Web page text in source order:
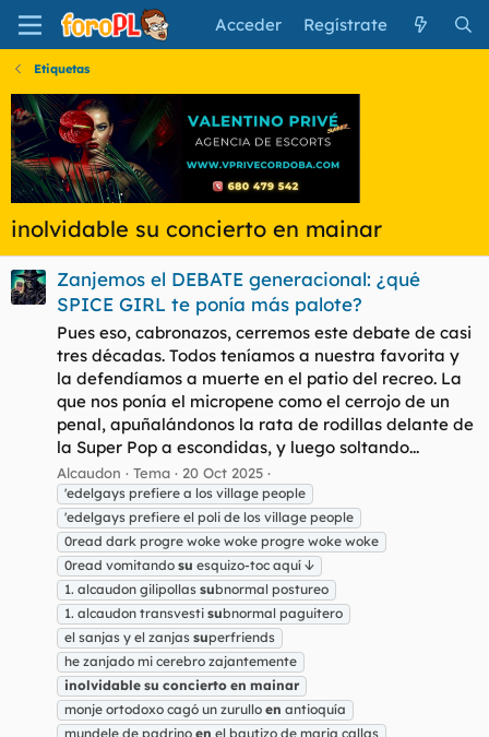
Acceder Regístrate
Etiquetas
inolvidable su concierto en mainar
Zanjemos el DEBATE generacional: ¿qué
SPICE GIRL te ponía más palote?
Pues eso, cabronazos, cerremos este debate de casi
tres décadas. Todos teníamos a nuestra favorita y
la defendíamos a muerte en el patio del recreo. La
que nos ponía el micropene como el cerrojo de un
penal, apuñalándonos la rata de rodillas delante de
la Super Pop a escondidas, y luego soltando...
Alcaudon Tema 20 Oct 2025
'edelgays prefiere a los village people
'edelgays prefiere el poli de los village people
0read dark progre woke woke progre woke woke
0read vomitando su esquizo-toc aquí ↆ
1. alcaudon gilipollas subnormal postureo
1. alcaudon transvesti subnormal paguitero
el sanjas y el zanjas superfriends
he zanjado mi cerebro zajantemente
inolvidable su concierto en mainar
monje ortodoxo cagó un zurullo en antioquía
mundele de padrino en el bautizo de maria callas